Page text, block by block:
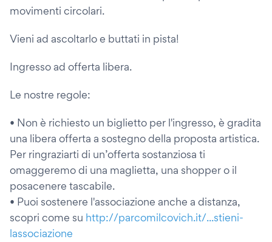
movimenti circolari.
Vieni ad ascoltarlo e buttati in pista!
Ingresso ad offerta libera.
Le nostre regole:
• Non è richiesto un biglietto per l'ingresso, è gradita
una libera offerta a sostegno della proposta artistica.
Per ringraziarti di un’offerta sostanziosa ti
omaggeremo di una maglietta, una shopper o il
posacenere tascabile.
• Puoi sostenere l'associazione anche a distanza,
scopri come su http://parcomilcovich.it/...stieni-
lassociazione